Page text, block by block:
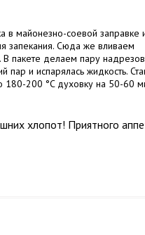
в майонезно-соевой заправке
запекания. Сюда же вливаем
В пакете делаем пару
пар и испарялась жидкость.
180-200 °C духовку на 50-60
хлопот! Приятного